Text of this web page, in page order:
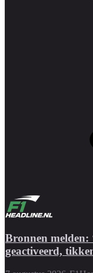
Bronnen melden:
geactiveerd,